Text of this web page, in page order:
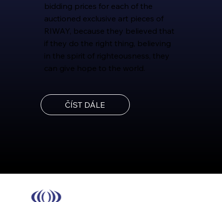
bidding prices for each of the
auctioned exclusive art pieces of
RIWAY, because they believed that
if they do the right thing, believing
in the spirit of righteousness, they
can give hope to the world.
ČÍST DÁLE